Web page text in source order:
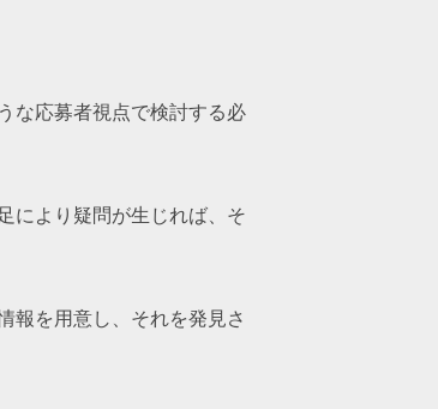
な応募者視点で検討する必
により疑問が生じれば、そ
報を用意し、それを発見さ